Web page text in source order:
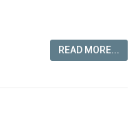
READ MORE...